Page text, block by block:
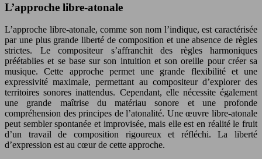
L’approche libre-atonale
L’approche libre-atonale, comme son nom l’indique, est caractérisée
par une plus grande liberté de composition et une absence de règles
strictes. Le compositeur s’affranchit des règles harmoniques
préétablies et se base sur son intuition et son oreille pour créer sa
musique. Cette approche permet une grande flexibilité et une
expressivité maximale, permettant au compositeur d’explorer des
territoires sonores inattendus. Cependant, elle nécessite également
une grande maîtrise du matériau sonore et une profonde
compréhension des principes de l’atonalité. Une œuvre libre-atonale
peut sembler spontanée et improvisée, mais elle est en réalité le fruit
d’un travail de composition rigoureux et réfléchi. La liberté
d’expression est au cœur de cette approche.